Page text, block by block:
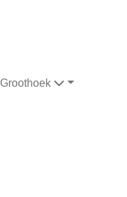
Groothoek